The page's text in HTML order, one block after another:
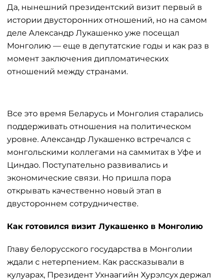
Да, нынешний президентский визит первый в
истории двусторонних отношений, но на самом
деле Александр Лукашенко уже посещал
Монголию — еще в депутатские годы и как раз в
момент заключения дипломатических
отношений между странами.
Все это время Беларусь и Монголия старались
поддерживать отношения на политическом
уровне. Александр Лукашенко встречался с
монгольскими коллегами на саммитах в Уфе и
Циндао. Поступательно развивались и
экономические связи. Но пришла пора
открывать качественно новый этап в
двустороннем сотрудничестве.
Как готовился визит Лукашенко в Монголию
Главу белорусского государства в Монголии
ждали с нетерпением. Как рассказывали в
кулуарах, Президент Ухнаагийн Хурэлсух держал